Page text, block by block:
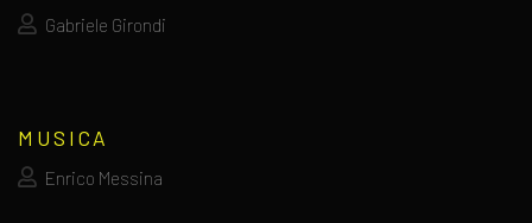
Gabriele Girondi
MUSICA
Enrico Messina